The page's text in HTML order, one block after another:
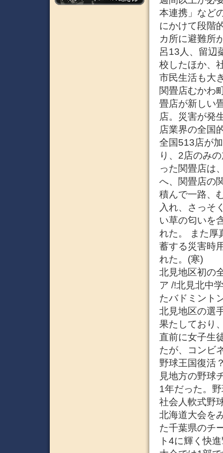
本連携」など
にかけて段階
カ所に避難所
呂13人、留辺
校したほか、
市民生活も大
関畳店むかわ
畳店が新しい
店。災害が発
店業界の全国
全国513店が
り、2店のみ
った関畳店は
へ、関畳店の
積んで一路、
入れ、さっそ
い草の匂いを
れた。 また厚
蓄する災害時
れた。(寒)
北見地区初の
ア /!北見北中
たバドミント
北見地区の選
果たしており
直前に女子生
たが、コンビ
野球王国復活
見地方の野球
1年だった。
社会人軟式野
北海道大会を
た千葉県のチ
ト4に輝く快